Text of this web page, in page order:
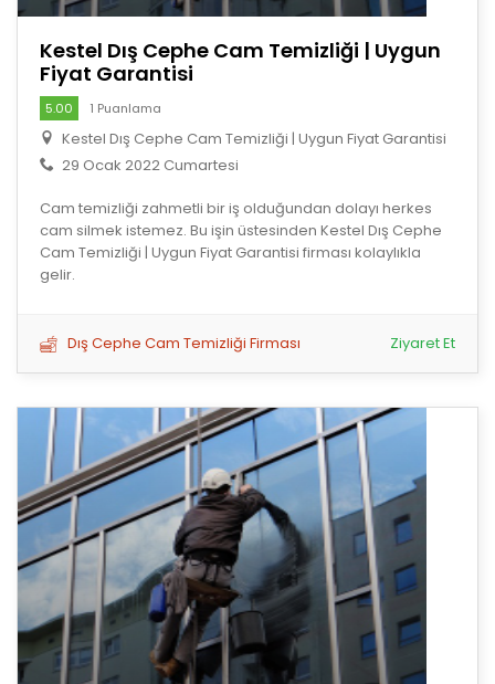
Kestel Dış Cephe Cam Temizliği | Uygun
Fiyat Garantisi
5.00 1 Puanlama
Kestel Dış Cephe Cam Temizliği | Uygun Fiyat Garantisi
29 Ocak 2022 Cumartesi
Cam temizliği zahmetli bir iş olduğundan dolayı herkes
cam silmek istemez. Bu işin üstesinden Kestel Dış Cephe
Cam Temizliği | Uygun Fiyat Garantisi firması kolaylıkla
gelir.
Dış Cephe Cam Temizliği Firması Ziyaret Et